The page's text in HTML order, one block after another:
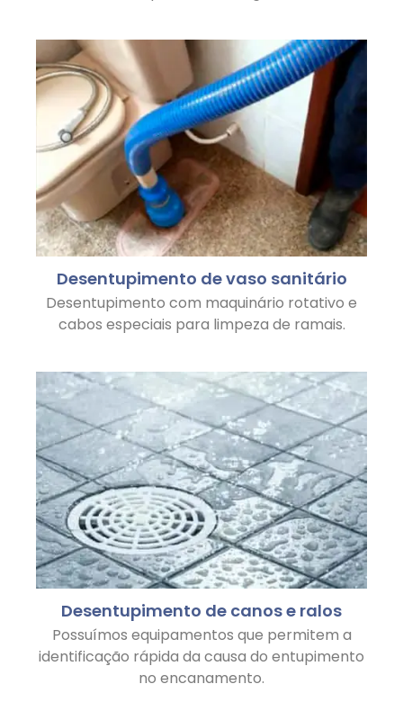
Desentupimento de vaso sanitário
Desentupimento com maquinário rotativo e
cabos especiais para limpeza de ramais.
Desentupimento de canos e ralos
Possuímos equipamentos que permitem a
identificação rápida da causa do entupimento
no encanamento.